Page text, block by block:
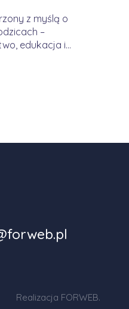
z myślą o
–
edukacja i
tempa,
której dzieci
bezpieczny,
Realizacja FORWEB.